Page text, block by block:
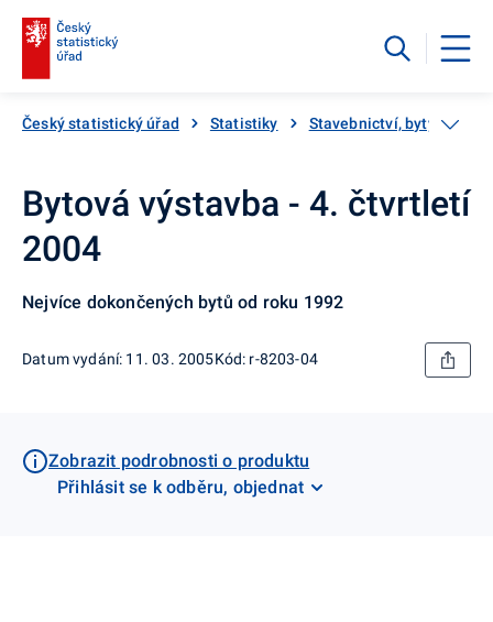
Český statistický úřad Statistiky Stavebnictví, byty
Bytová výstavba - 4. čtvrtletí
2004
Nejvíce dokončených bytů od roku 1992
Datum vydání: 11. 03. 2005Kód: r-8203-04
Zobrazit podrobnosti o produktu
Přihlásit se k odběru, objednat